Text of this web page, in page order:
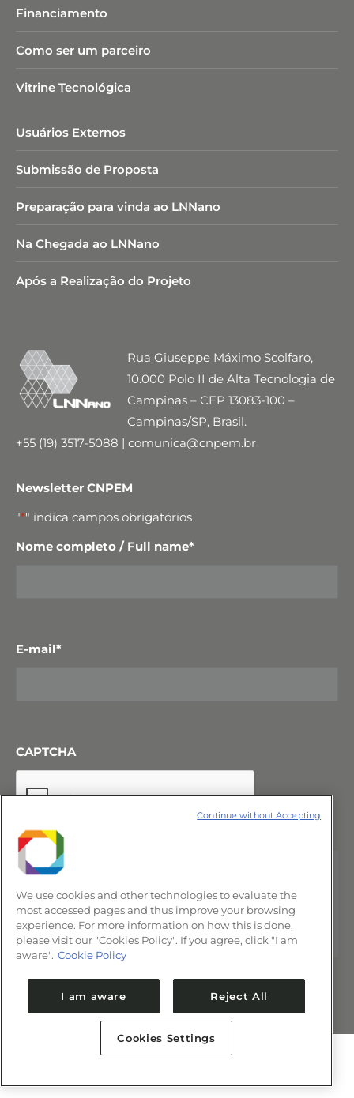
Financiamento
Como ser um parceiro
Vitrine Tecnológica
Usuários Externos
Submissão de Proposta
Preparação para vinda ao LNNano
Na Chegada ao LNNano
Após a Realização do Projeto
Rua Giuseppe Máximo Scolfaro,
10.000 Polo II de Alta Tecnologia de
Campinas – CEP 13083-100 –
Campinas/SP, Brasil.
+55 (19) 3517-5088 | comunica@cnpem.br
Newsletter CNPEM
"*" indica campos obrigatórios
Nome completo / Full name*
E-mail*
CAPTCHA
We use cookies and other technologies to evaluate the
most accessed pages and thus improve your browsing
experience. For more information on how this is done,
please visit our "Cookies Policy". If you agree, click "I am
aware". Cookie Policy
I am aware Reject All
Cookies Settings
Continue without Accepting